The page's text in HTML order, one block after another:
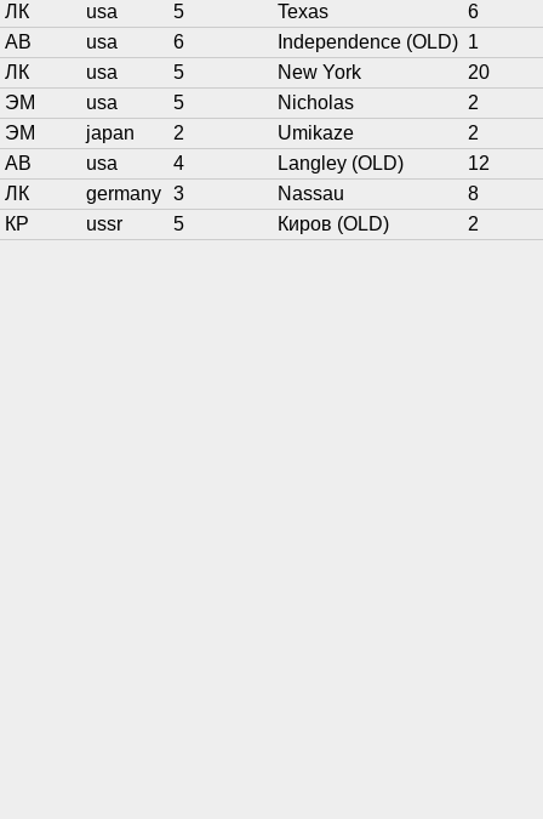
ЛК
usa 5 Texas
6
АВ
usa 6 Independence (OLD) 1
ЛК
usa 5 New York
20
ЭМ
usa 5 Nicholas
2
ЭМ
japan 2 Umikaze
2
АВ
usa 4 Langley (OLD)
12
ЛК
germany 3 Nassau
8
КР
ussr 5 Киров (OLD) 2